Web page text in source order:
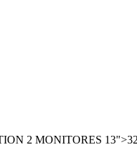
2 MONITORES